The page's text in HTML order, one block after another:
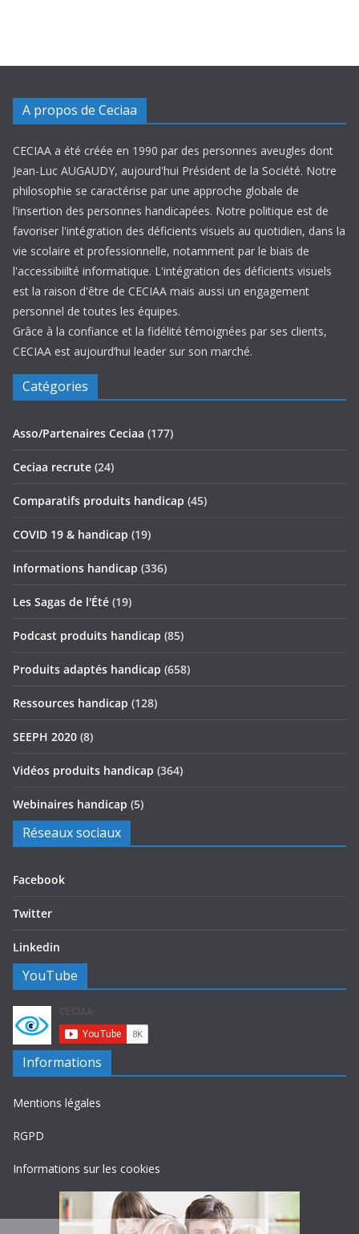
A propos de Ceciaa
CECIAA a été créée en 1990 par des personnes aveugles dont
Jean-Luc AUGAUDY, aujourd'hui Président de la Société. Notre
philosophie se caractérise par une approche globale de
l'insertion des personnes handicapées. Notre politique est de
favoriser l'intégration des déficients visuels au quotidien, dans la
vie scolaire et professionnelle, notamment par le biais de
l'accessibiilté informatique. L'intégration des déficients visuels
est la raison d'être de CECIAA mais aussi un engagement
personnel de toutes les équipes.
Grâce à la confiance et la fidélité témoignées par ses clients,
CECIAA est aujourd’hui leader sur son marché.
Catégories
Asso/Partenaires Ceciaa (177)
Ceciaa recrute (24)
Comparatifs produits handicap (45)
COVID 19 & handicap (19)
Informations handicap (336)
Les Sagas de l'Été (19)
Podcast produits handicap (85)
Produits adaptés handicap (658)
Ressources handicap (128)
SEEPH 2020 (8)
Vidéos produits handicap (364)
Webinaires handicap (5)
Réseaux sociaux
Facebook
Twitter
Linkedin
YouTube
Informations
Mentions légales
RGPD
Informations sur les cookies